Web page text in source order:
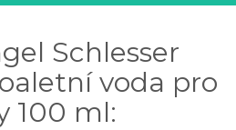
Schlesser
voda pro
100 ml: